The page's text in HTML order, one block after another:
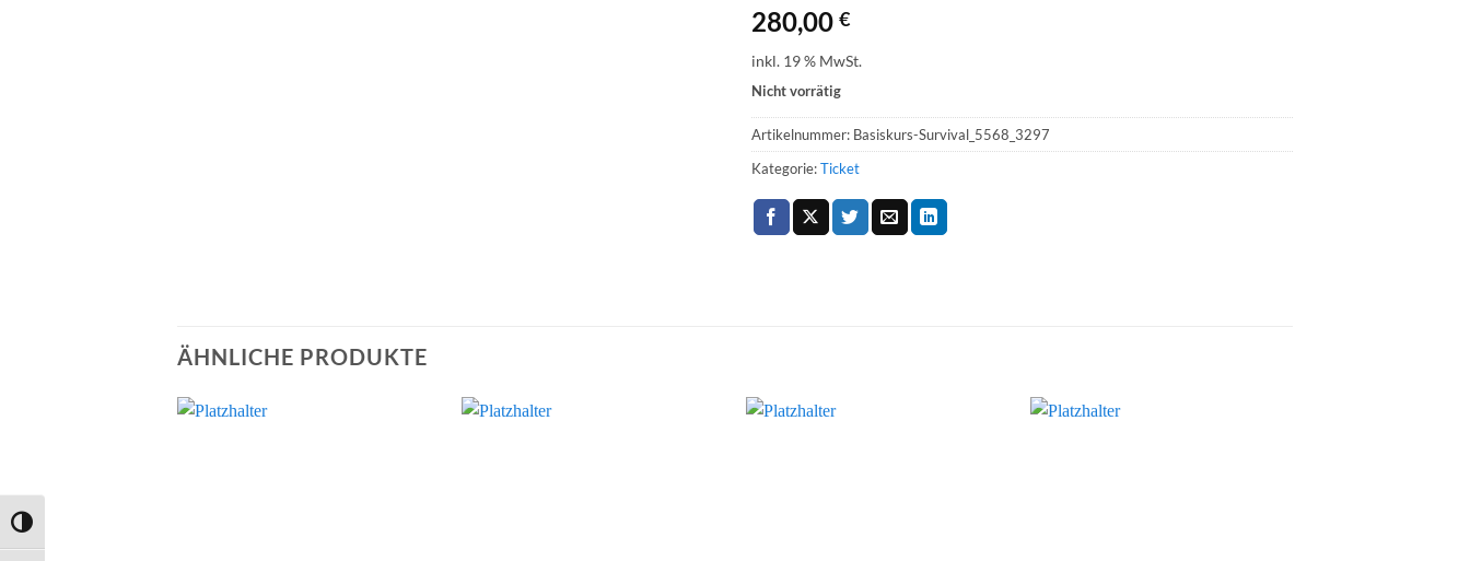
UMSCHALTEN AUF HOHE KONTRASTE
280,00 €
inkl. 19 % MwSt.
Nicht vorrätig
Artikelnummer: Basiskurs-Survival_5568_3297
Kategorie:Ticket
ÄHNLICHE PRODUKTE